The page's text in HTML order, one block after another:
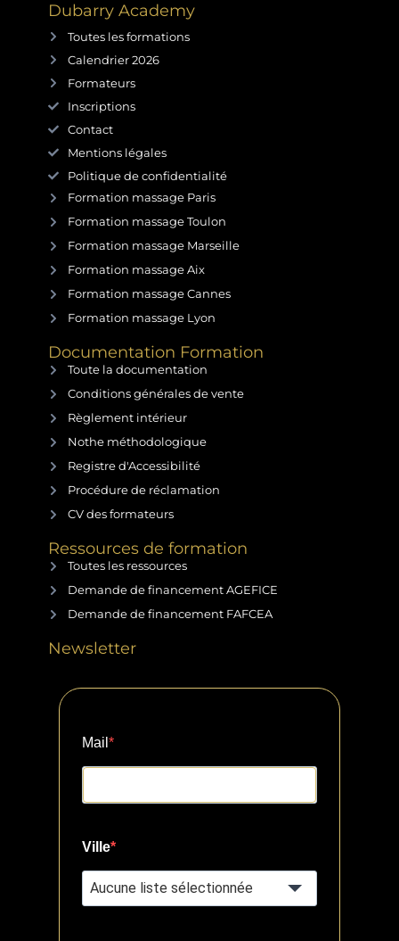
Dubarry Academy
Toutes les formations
Calendrier 2026
Formateurs
Inscriptions
Contact
Mentions légales
Politique de confidentialité
Formation massage Paris
Formation massage Toulon
Formation massage Marseille
Formation massage Aix
Formation massage Cannes
Formation massage Lyon
Documentation Formation
Toute la documentation
Conditions générales de vente
Règlement intérieur
Nothe méthodologique
Registre d'Accessibilité
Procédure de réclamation
CV des formateurs
Ressources de formation
Toutes les ressources
Demande de financement AGEFICE
Demande de financement FAFCEA
Newsletter
Mail
Ville
Aucune liste sélectionnée